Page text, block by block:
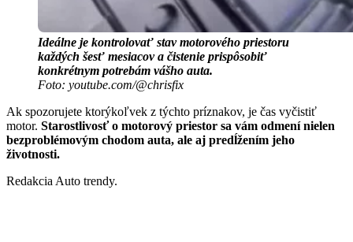
Ideálne je kontrolovať stav motorového priestoru
každých šesť mesiacov a čistenie prispôsobiť
konkrétnym potrebám vášho auta.
Foto: youtube.com/@chrisfix
Ak spozorujete ktorýkoľvek z týchto príznakov, je čas vyčistiť
motor. Starostlivosť o motorový priestor sa vám odmení nielen
bezproblémovým chodom auta, ale aj predĺžením jeho
životnosti.
Redakcia Auto trendy.